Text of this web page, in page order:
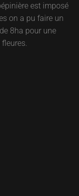
est imposé
on a pu faire un
8ha pour une